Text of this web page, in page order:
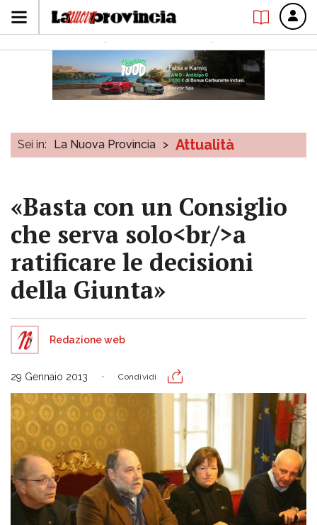
Sei in: La Nuova Provincia > Attualità
«Basta con un Consiglio
che serva solo<br/>a
ratificare le decisioni
della Giunta»
Redazione web
29 Gennaio 2013 Condividi